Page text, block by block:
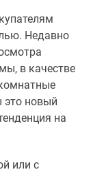
Недавно
в качестве
новый
на
или с